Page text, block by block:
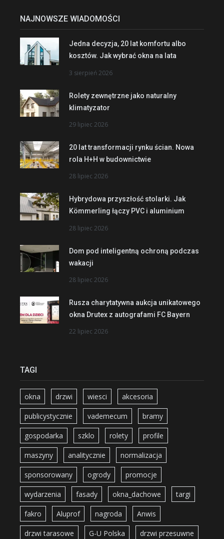
NAJNOWSZE WIADOMOŚCI
Jedna decyzja, 20 lat komfortu albo
kosztów. Jak wybrać okna na lata
3 sierpień 2026
Rolety zewnętrzne jako naturalny
klimatyzator
29 lipiec 2026
20 lat transformacji rynku ścian. Nowa
rola H+H w budownictwie
28 lipiec 2026
Hybrydowa przyszłość stolarki. Jak
Kömmerling łączy PVC i aluminium
28 lipiec 2026
Dom pod inteligentną ochroną podczas
wakacji
28 lipiec 2026
Rusza charytatywna aukcja unikatowego
okna Drutex z autografami FC Bayern
22 lipiec 2026
TAGI
okna drzwi wiesci akcesoria
publicystycznie vademecum bramy
gospodarka szklo rolety profile
maszyny analitycznie normalizacja
sponsorowany ogrody promocje
wydarzenia fasady okna_dachowe targi
fakro Aluprof nagroda Anwis
drzwi tarasowe G-U Polska drzwi przesuwne